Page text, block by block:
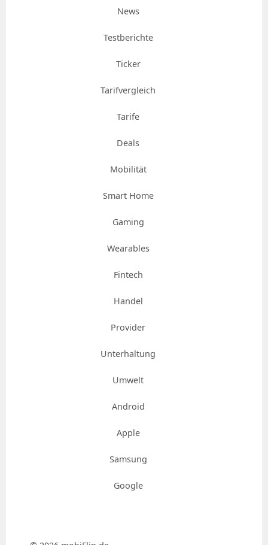
News
Testberichte
Ticker
Tarifvergleich
Tarife
Deals
Mobilität
Smart Home
Gaming
Wearables
Fintech
Handel
Provider
Unterhaltung
Umwelt
Android
Apple
Samsung
Google